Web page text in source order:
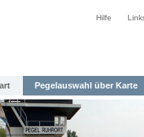
Hilfe
Pegelauswahl über Karte